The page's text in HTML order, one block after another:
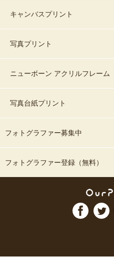
キャンバスプリント
写真プリント
ニューボーン アクリルフレーム
写真台紙プリント
フォトグラファー募集中
フォトグラファー登録（無料）